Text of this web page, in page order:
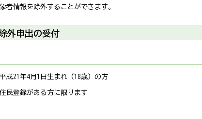
者情報を除外することができます。
外申出の受付
成21年4月1日生まれ（18歳）の方
民登録がある方に限ります